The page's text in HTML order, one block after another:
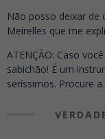
Não posso deixar de
Meirelles que me
ATENÇÃO: Caso
sabichão! É um
seríssimos. Procure